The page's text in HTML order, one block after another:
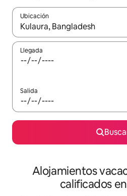
Ubicación
Cuando los resultados estén
Llegada
Salida
Alojamientos
calificados